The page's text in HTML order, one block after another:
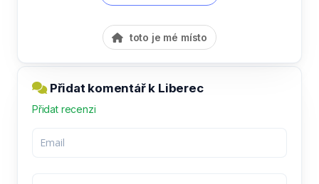
toto je mé místo
Přidat komentář k Liberec
Přidat recenzi